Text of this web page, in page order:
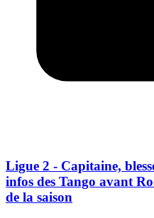
Ligue 2 - Capitaine,
infos des Tango avant
de la saison